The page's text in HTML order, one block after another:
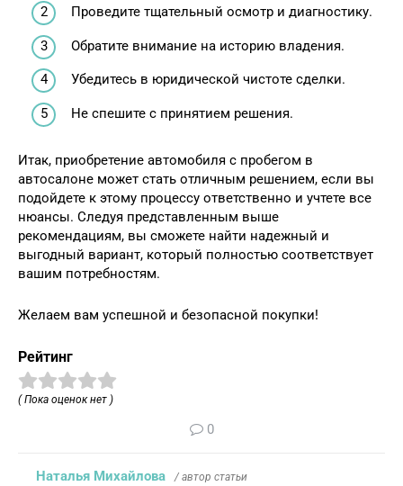
Проведите тщательный осмотр и диагностику.
Обратите внимание на историю владения.
Убедитесь в юридической чистоте сделки.
Не спешите с принятием решения.
Итак, приобретение автомобиля с пробегом в
автосалоне может стать отличным решением, если вы
подойдете к этому процессу ответственно и учтете все
нюансы. Следуя представленным выше
рекомендациям, вы сможете найти надежный и
выгодный вариант, который полностью соответствует
вашим потребностям.
Желаем вам успешной и безопасной покупки!
Рейтинг
( Пока оценок нет )
0
Наталья Михайлова / автор статьи